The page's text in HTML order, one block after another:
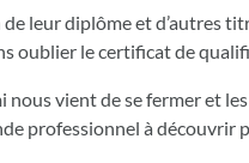
leur diplôme et d’autres
oublier le certificat de
vient de se fermer et
professionnel à découvrir